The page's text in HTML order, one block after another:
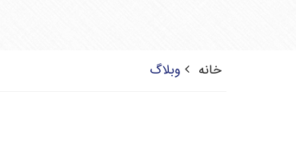
خانه وبلاگ